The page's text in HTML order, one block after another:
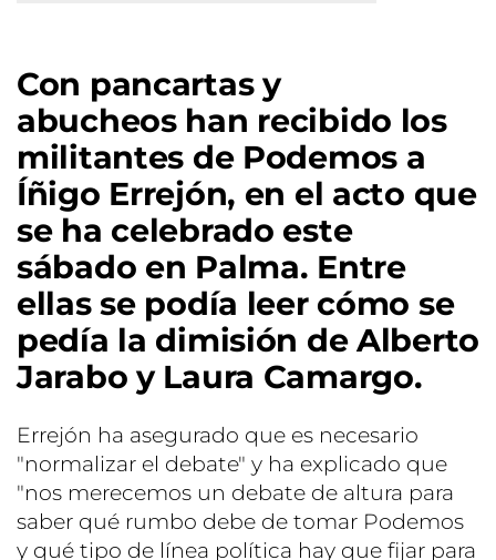
Con pancartas y
abucheos han recibido los
militantes de Podemos a
Íñigo Errejón, en el acto que
se ha celebrado este
sábado en Palma. Entre
ellas se podía leer cómo se
pedía la dimisión de Alberto
Jarabo y Laura Camargo.
Errejón ha asegurado que es necesario
"normalizar el debate" y ha explicado que
"nos merecemos un debate de altura para
saber qué rumbo debe de tomar Podemos
y qué tipo de línea política hay que fijar para